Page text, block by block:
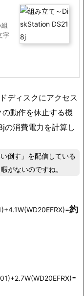
字
ディスクにアクセス
動作を休止する機
の消費電力を計算し
倒す」を配信している
がないのですね。
約